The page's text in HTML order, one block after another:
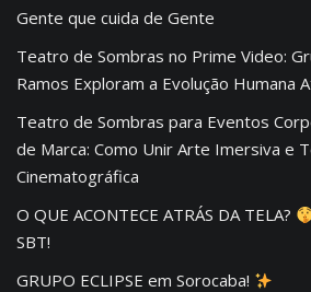
Gente que cuida de Gente
Teatro de Sombras no Prime Video:
Ramos Exploram a Evolução Humana
Teatro de Sombras para Eventos
de Marca: Como Unir Arte Imersiva e
Cinematográfica
O QUE ACONTECE ATRÁS DA TELA?
SBT!
GRUPO ECLIPSE em Sorocaba!